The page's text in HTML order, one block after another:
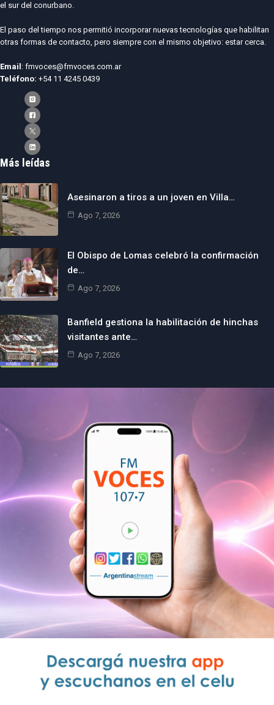
el sur del conurbano.
El paso del tiempo nos permitió incorporar nuevas tecnologías que habilitan
otras formas de contacto, pero siempre con el mismo objetivo: estar cerca.
Email : fmvoces@fmvoces.com.ar
Teléfono: +54 11 4245 0439
Más leídas
Asesinaron a tiros a un joven en Villa…
Ago 7, 2026
El Obispo de Lomas celebró la confirmación
de…
Ago 7, 2026
Banfield gestiona la habilitación de hinchas
visitantes ante…
Ago 7, 2026